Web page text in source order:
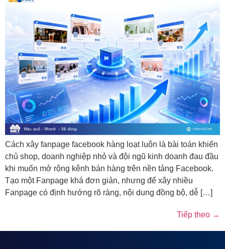
Cách xây fanpage facebook hàng loạt luôn là bài toán khiến
chủ shop, doanh nghiệp nhỏ và đội ngũ kinh doanh đau đầu
khi muốn mở rộng kênh bán hàng trên nền tảng Facebook.
Tạo một Fanpage khá đơn giản, nhưng để xây nhiều
Fanpage có định hướng rõ ràng, nội dung đồng bộ, dễ […]
Tiếp theo →